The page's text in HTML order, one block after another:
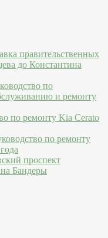
правительственных
до Константина
по
и ремонту
по ремонту Kia Cerato
по ремонту
проспект
Бандеры